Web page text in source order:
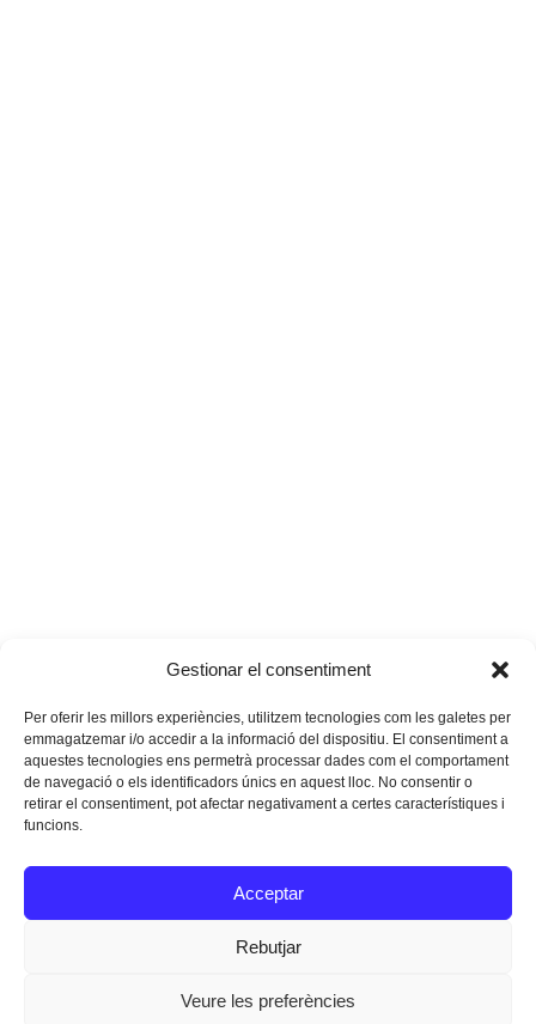
Gestionar el consentiment
Per oferir les millors experiències, utilitzem tecnologies com les galetes per
emmagatzemar i/o accedir a la informació del dispositiu. El consentiment a
aquestes tecnologies ens permetrà processar dades com el comportament
de navegació o els identificadors únics en aquest lloc. No consentir o
retirar el consentiment, pot afectar negativament a certes característiques i
funcions.
Acceptar
Rebutjar
Veure les preferències
Instagram
Facebook
Twitter
Texts Legals